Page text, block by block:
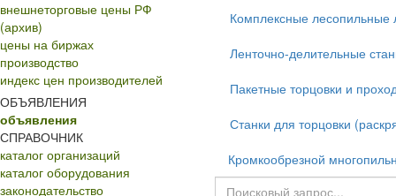
внешнеторговые цены РФ
(архив)
цены на биржах
производство
индекс цен производителей
ОБЪЯВЛЕНИЯ
объявления
СПРАВОЧНИК
каталог организаций
каталог оборудования
законодательство
Комплексные лесопильные
Ленточно-делительные
Пакетные торцовки и
Станки для торцовки
Кромкообрезной